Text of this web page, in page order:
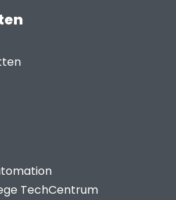
TechCentrum